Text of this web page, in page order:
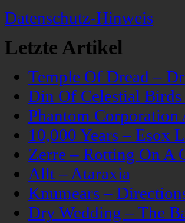
Datenschutz-Hinweis
Letzte Artikel
Temple Of Dread –
Din Of Celestial
Phantom Corporation
10,000 Years – Esox
Zerre – Rotting On A
Allt – Ataraxia
Knumears –
Dry Wedding – The